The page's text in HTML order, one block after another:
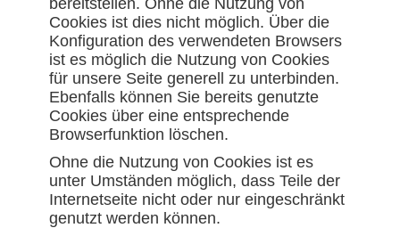
bereitstellen. Ohne die Nutzung von
Cookies ist dies nicht möglich. Über die
Konfiguration des verwendeten Browsers
ist es möglich die Nutzung von Cookies
für unsere Seite generell zu unterbinden.
Ebenfalls können Sie bereits genutzte
Cookies über eine entsprechende
Browserfunktion löschen.
Ohne die Nutzung von Cookies ist es
unter Umständen möglich, dass Teile der
Internetseite nicht oder nur eingeschränkt
genutzt werden können.